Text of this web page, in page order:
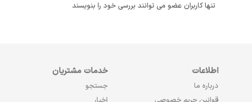
تنها کاربران عضو می توانند بررسی خود را بنویسند
اطلاعات
درباره ما
خدمات مشتریان
جستجو